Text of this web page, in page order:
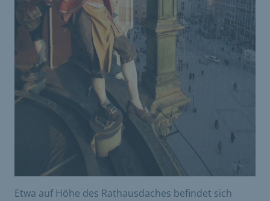
Etwa auf Höhe des Rathausdaches befindet sich